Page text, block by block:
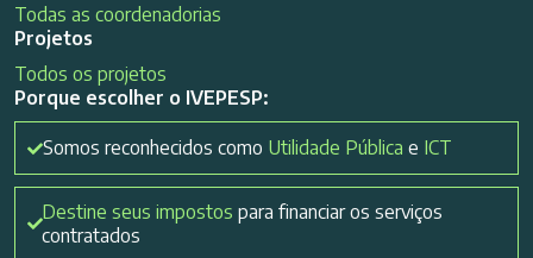
Todas as coordenadorias
Projetos
Todos os projetos
Porque escolher o IVEPESP:
Somos reconhecidos como Utilidade Pública e ICT
Destine seus impostos para financiar os serviços
contratados